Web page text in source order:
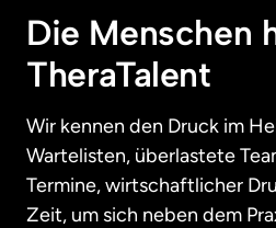
Die Menschen
TheraTalent
Wir kennen den Druck im
Wartelisten, überlastete
Termine, wirtschaftlicher
Zeit, um sich neben dem